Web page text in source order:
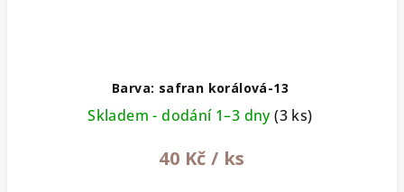
Barva: safran korálová-13
Skladem - dodání 1–3 dny(3 ks)
40 Kč / ks